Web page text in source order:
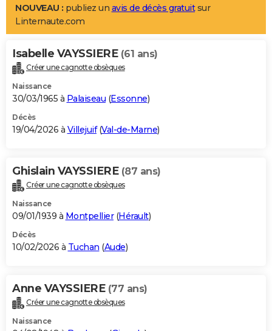
LIFESTYLE
Art de vivre
Bien-être
Loisirs
Mode
Modes de vie
Alimentation
Guide de la santé
Maladies
Médicaments
Sommeil
VOYAGE
Destinations
City break
Voyage nature
Voyage de noces
Forum
Climat
+PHOTO
GUIDES D'ACHAT
BONS PLANS
Carte de Noël
Carte Bonne année
Carte Saint-Valentin
Carte Pâques
Carte d'anniversaire
DICTIONNAIRE
Dictionnaire
Biographies
Citations
Expressions
Proverbes
PROGRAMME TV
S'inscrire
Se connecter
Lycées
Collèges
Primaires
Universités
Entreprises
Service militaire
Avis de recherche
AVIS DE DÉCÈS
Bricolage
Lifestyle
Culture
Sport
Auto
Television
Voyage
Cinema
NOUVEAU : publiez un avis de décès gratuitsur
Linternaute.com
Isabelle VAYSSIERE (61 ans)
Créer une cagnotte obsèques
Naissance
30/03/1965 à Palaiseau (Essonne)
Décès
19/04/2026 à Villejuif(Val-de-Marne)
Ghislain VAYSSIERE (87 ans)
Créer une cagnotte obsèques
Naissance
09/01/1939 à Montpellier(Hérault)
Décès
10/02/2026 à Tuchan (Aude)
Anne VAYSSIERE (77 ans)
Créer une cagnotte obsèques
Naissance